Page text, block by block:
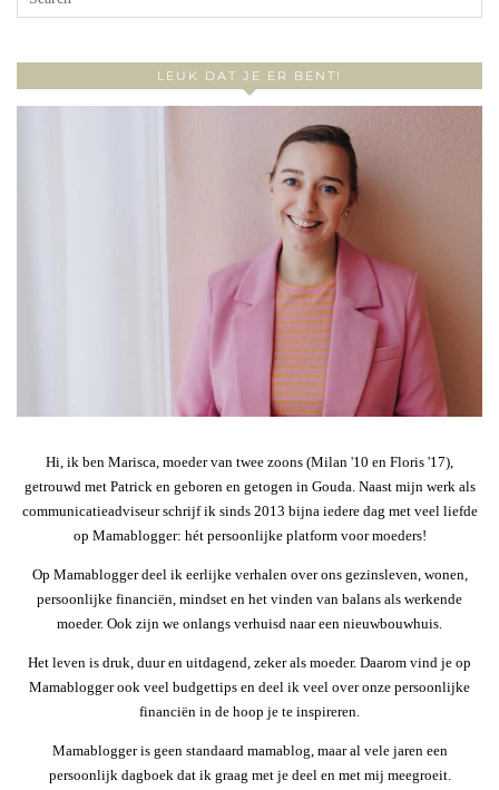
LEUK DAT JE ER BENT!
Hi, ik ben Marisca, moeder van twee zoons (Milan '10 en Floris '17),
getrouwd met Patrick en geboren en getogen in Gouda. Naast mijn werk als
communicatieadviseur schrijf ik sinds 2013 bijna iedere dag met veel liefde
op Mamablogger: hét persoonlijke platform voor moeders!
Op Mamablogger deel ik eerlijke verhalen over ons gezinsleven, wonen,
persoonlijke financiën, mindset en het vinden van balans als werkende
moeder. Ook zijn we onlangs verhuisd naar een nieuwbouwhuis.
Het leven is druk, duur en uitdagend, zeker als moeder. Daarom vind je op
Mamablogger ook veel budgettips en deel ik veel over onze persoonlijke
financiën in de hoop je te inspireren.
Mamablogger is geen standaard mamablog, maar al vele jaren een
persoonlijk dagboek dat ik graag met je deel en met mij meegroeit.